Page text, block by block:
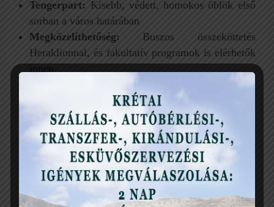
Tengerpart: Kisebb, védett, homokos öblök első
sorban a város határában
Megközelíthetőség: Buszos összeköttetés
Heraklionnal, és fakultatív programok is elérhetők
Hangulatos, kisvárosi élet a helyiekkel,
festői környezet, tavernák, vendéglátóhelyek,
kikötő, Kelet-Kréta látnivalóinak felfedezéséhez
kiváló kiinduló állomás
Hátrány:Kicsi, szűkös partok, amik zsúfoltak
lehetnek és a szállástól is messzebb eshetnek, a
város emelkedői séta közben nem mindenkinek
kedveznek.